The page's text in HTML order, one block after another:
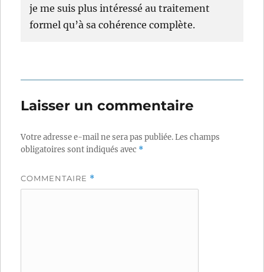
je me suis plus intéressé au traitement
formel qu’à sa cohérence complète.
Laisser un commentaire
Votre adresse e-mail ne sera pas publiée.Les champs
obligatoires sont indiqués avec *
COMMENTAIRE *